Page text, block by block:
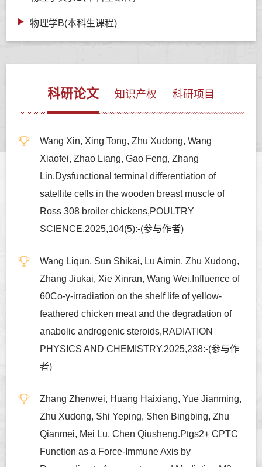
物理学B(本科生课程)
科研论文 知识产权 科研项目
Wang Xin, Xing Tong, Zhu Xudong, Wang
Xiaofei, Zhao Liang, Gao Feng, Zhang
Lin.Dysfunctional terminal differentiation of
satellite cells in the wooden breast muscle of
Ross 308 broiler chickens,POULTRY
SCIENCE,2025,104(5):-(参与作者)
Wang Liqun, Sun Shikai, Lu Aimin, Zhu Xudong,
Zhang Jiukai, Xie Xinran, Wang Wei.Influence of
60Co-γ-irradiation on the shelf life of yellow-
feathered chicken meat and the degradation of
anabolic androgenic steroids,RADIATION
PHYSICS AND CHEMISTRY,2025,238:-(参与作
者)
Zhang Zhenwei, Huang Haixiang, Yue Jianming,
Zhu Xudong, Shi Yeping, Shen Bingbing, Zhu
Qianmei, Mei Lu, Chen Qiusheng.Ptgs2+ CPTC
Function as a Force-Immune Axis by